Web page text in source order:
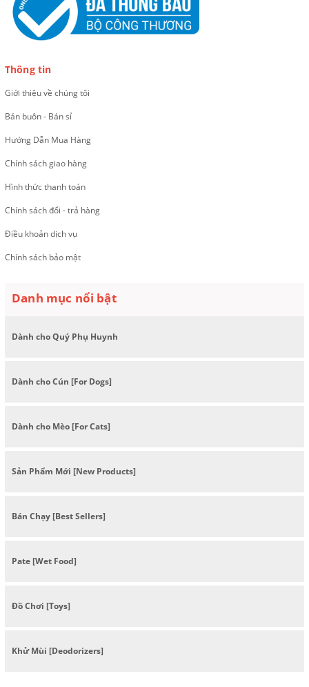
Thông tin
Giới thiệu về chúng tôi
Bán buôn - Bán sỉ
Hướng Dẫn Mua Hàng
Chính sách giao hàng
Hình thức thanh toán
Chính sách đổi - trả hàng
Điều khoản dịch vụ
Chính sách bảo mật
Danh mục nổi bật
Dành cho Quý Phụ Huynh
Dành cho Cún [For Dogs]
Dành cho Mèo [For Cats]
Sản Phẩm Mới [New Products]
Bán Chạy [Best Sellers]
Pate [Wet Food]
Đồ Chơi [Toys]
Khử Mùi [Deodorizers]